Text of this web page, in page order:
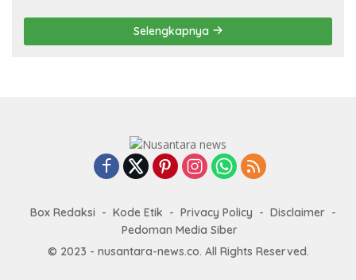
Selengkapnya
Box Redaksi Kode Etik Privacy Policy
Disclaimer
Pedoman Media Siber
© 2023 - nusantara-news.co. All Rights Reserved.